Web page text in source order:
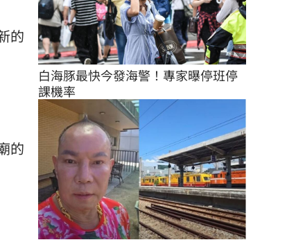
的
的
白海豚最快今發海警！專家曝停班停
課機率